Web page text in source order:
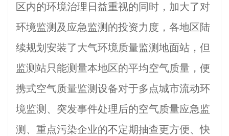
区内的环境治理日益重视的同时，加大了对
环境监测及应急监测的投资力度，各地区陆
续规划安装了大气环境质量监测地面站，但
监测站只能测量本地区的平均空气质量，便
携式空气质量监测设备对于多点城市流动环
境监测、突发事件处理后的空气质量应急监
测、重点污染企业的不定期抽查更方便、快